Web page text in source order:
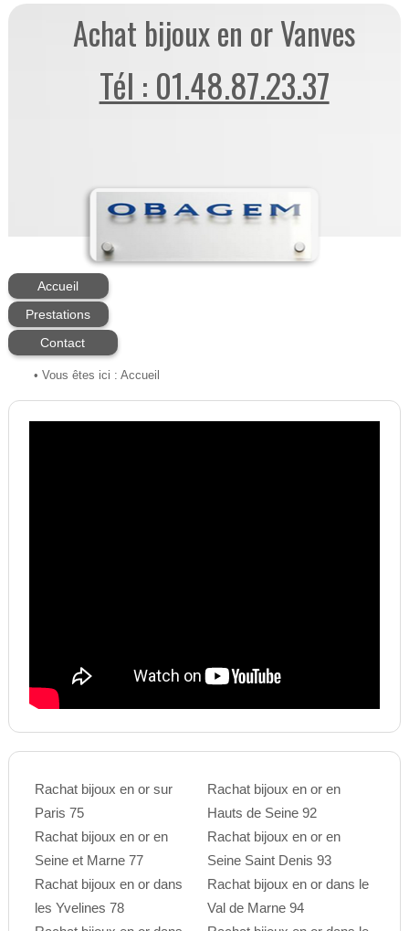
Achat bijoux en or Vanves
Tél : 01.48.87.23.37
Accueil
Prestations
Contact
• Vous êtes ici : Accueil
Rachat bijoux en or sur
Paris 75
Rachat bijoux en or en
Seine et Marne 77
Rachat bijoux en or dans
les Yvelines 78
Rachat bijoux en or en
Hauts de Seine 92
Rachat bijoux en or en
Seine Saint Denis 93
Rachat bijoux en or dans le
Val de Marne 94